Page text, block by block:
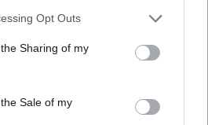
app uses one or more Google
usage behaviour. You may click to
Google and its third-party tags to
purposes in below Google
Opt Outs
Sharing of my
Sale of my